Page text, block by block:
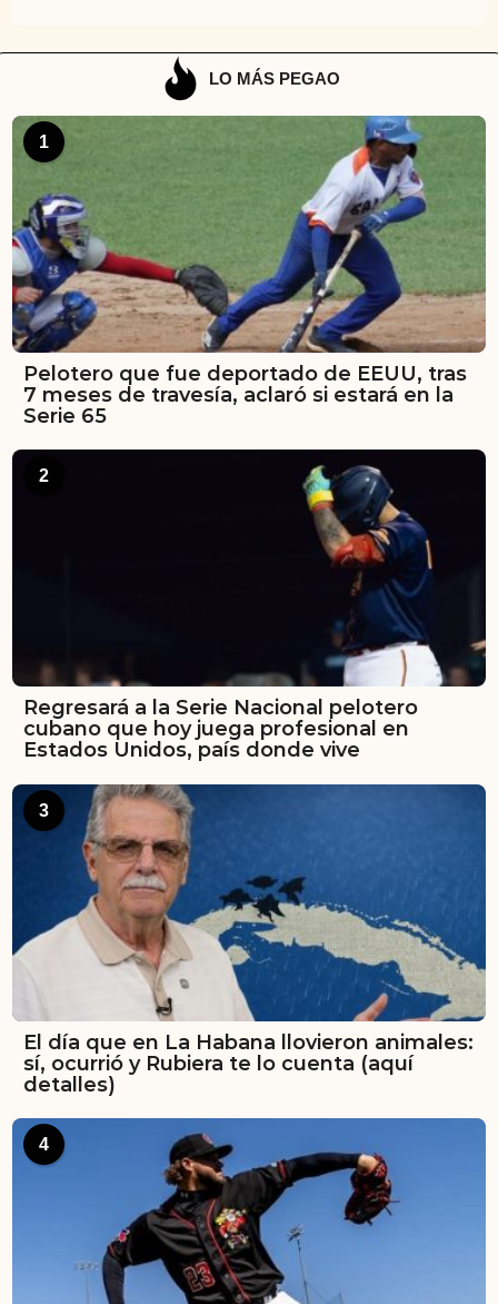
LO MÁS PEGAO
1
Pelotero que fue deportado de EEUU, tras
7 meses de travesía, aclaró si estará en la
Serie 65
2
Regresará a la Serie Nacional pelotero
cubano que hoy juega profesional en
Estados Unidos, país donde vive
3
El día que en La Habana llovieron animales:
sí, ocurrió y Rubiera te lo cuenta (aquí
detalles)
4